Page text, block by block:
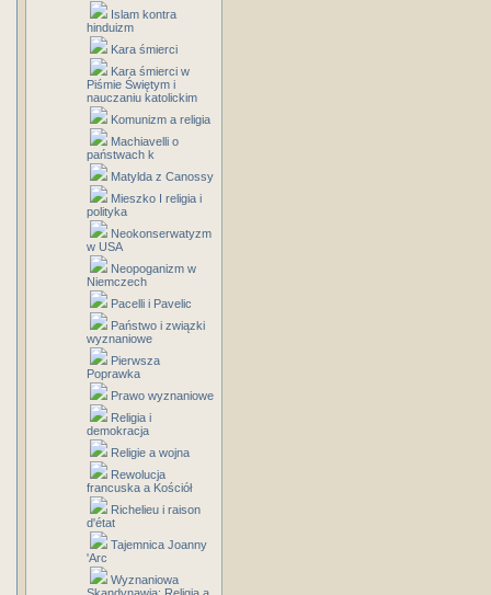
Islam kontra
hinduizm
Kara śmierci
Kara śmierci w
Piśmie Świętym i
nauczaniu katolickim
Komunizm a religia
Machiavelli o
państwach k
Matylda z Canossy
Mieszko I religia i
polityka
Neokonserwatyzm
w USA
Neopoganizm w
Niemczech
Pacelli i Pavelic
Państwo i związki
wyznaniowe
Pierwsza
Poprawka
Prawo wyznaniowe
Religia i
demokracja
Religie a wojna
Rewolucja
francuska a Kościół
Richelieu i raison
d'état
Tajemnica Joanny
'Arc
Wyznaniowa